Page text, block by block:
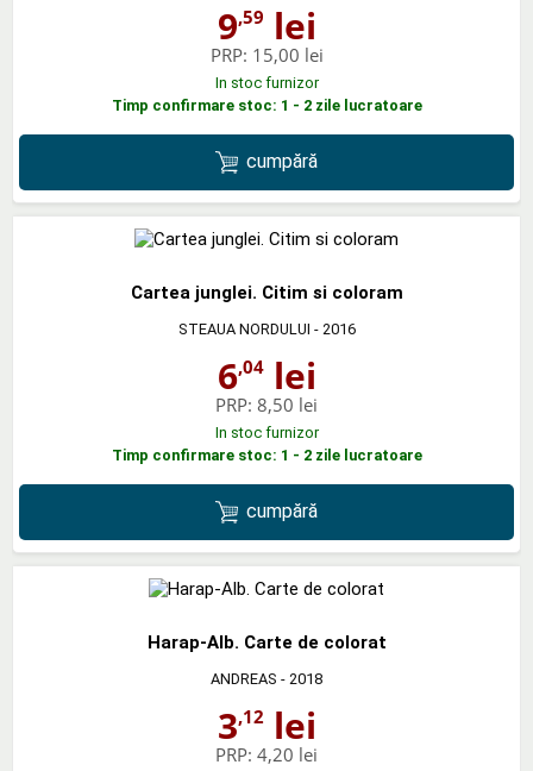
9,59 lei
PRP: 15,00 lei
In stoc furnizor
Timp confirmare stoc: 1 - 2 zile lucratoare
cumpără
Cartea junglei. Citim si coloram
STEAUA NORDULUI - 2016
6,04lei
PRP: 8,50 lei
In stoc furnizor
Timp confirmare stoc: 1 - 2 zile lucratoare
cumpără
Harap-Alb. Carte de colorat
ANDREAS - 2018
3,12lei
PRP: 4,20 lei